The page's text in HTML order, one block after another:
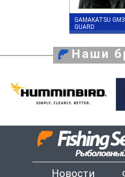
GAMAKATSU
GUARD
Наши
Новости